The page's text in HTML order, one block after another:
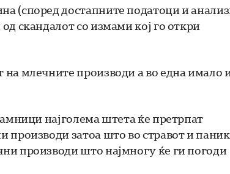
(според достапните податоци и
скандалот со измами кој го откри
млечните производи а во една имало
најголема штета ќе претрпат
производи затоа што во стравот и
производи што најмногу ќе ги погоди